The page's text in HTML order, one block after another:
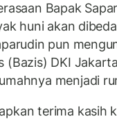
Bapak
huni akan
pun
(Bazis) DKI
menjadi
terima kasih